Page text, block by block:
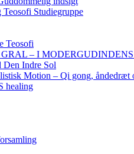
Studiegruppe
Teosofi
– I MODERGUDINDENS
Den Indre Sol
Motion – Qi gong, åndedræt
healing